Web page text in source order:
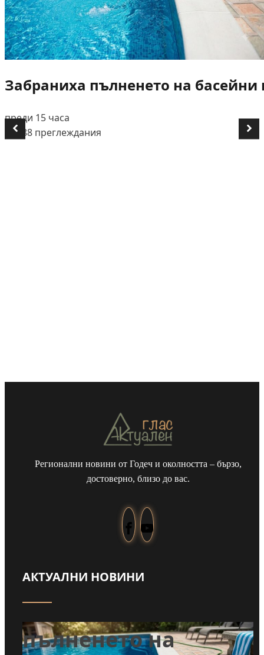
Забраниха пълненето на
преди 15 часа
👁️ 688 преглеждания
Регионални новини от Годеч и околността – бързо,
достоверно, близо до вас.
АКТУАЛНИ НОВИНИ
Забраниха
пълненето на